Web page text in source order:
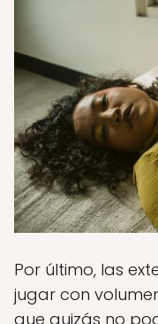
Por último, las
jugar con
que quizás no